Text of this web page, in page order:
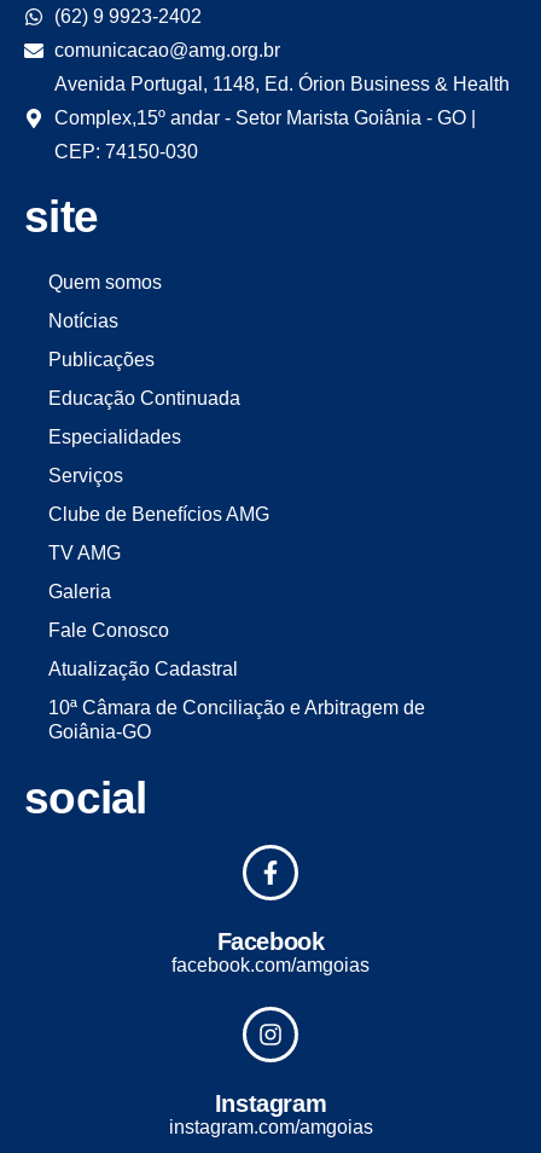
(62) 9 9923-2402
comunicacao@amg.org.br
Avenida Portugal, 1148, Ed. Órion Business & Health
Complex,15º andar - Setor Marista Goiânia - GO |
CEP: 74150-030
site
Quem somos
Notícias
Publicações
Educação Continuada
Especialidades
Serviços
Clube de Benefícios AMG
TV AMG
Galeria
Fale Conosco
Atualização Cadastral
10ª Câmara de Conciliação e Arbitragem de
Goiânia-GO
social
Facebook
facebook.com/amgoias
Instagram
instagram.com/amgoias